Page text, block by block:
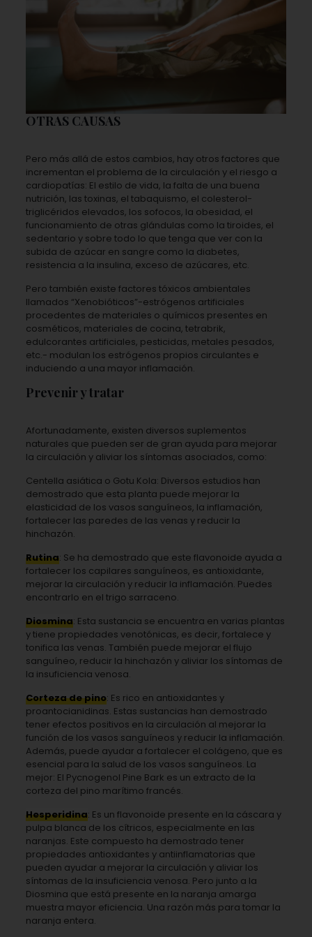
OTRAS CAUSAS
Pero más allá de estos cambios, hay otros factores que
incrementan el problema de la circulación y el riesgo a
cardiopatías: El estilo de vida, la falta de una buena
nutrición, las toxinas, el tabaquismo, el colesterol-
triglicéridos elevados, los sofocos, la obesidad, el
funcionamiento de otras glándulas como la tiroides, el
sedentario y sobre todo lo que tenga que ver con la
subida de azúcar en sangre como la diabetes,
resistencia a la insulina, exceso de azúcares, etc.
Pero también existe factores tóxicos ambientales
llamados “Xenobióticos”-estrógenos artificiales
procedentes de materiales o químicos presentes en
cosméticos, materiales de cocina, tetrabrik,
edulcorantes artificiales, pesticidas, metales pesados,
etc.- modulan los estrógenos propios circulantes e
induciendo a una mayor inflamación.
Prevenir y tratar
Afortunadamente, existen diversos suplementos
naturales que pueden ser de gran ayuda para mejorar
la circulación y aliviar los síntomas asociados, como:
Centella asiática o Gotu Kola: Diversos estudios han
demostrado que esta planta puede mejorar la
elasticidad de los vasos sanguíneos, la inflamación,
fortalecer las paredes de las venas y reducir la
hinchazón.
Rutina: Se ha demostrado que este flavonoide ayuda a
fortalecer los capilares sanguíneos, es antioxidante,
mejorar la circulación y reducir la inflamación. Puedes
encontrarlo en el trigo sarraceno.
Diosmina: Esta sustancia se encuentra en varias plantas
y tiene propiedades venotónicas, es decir, fortalece y
tonifica las venas. También puede mejorar el flujo
sanguíneo, reducir la hinchazón y aliviar los síntomas de
la insuficiencia venosa.
Corteza de pino: Es rico en antioxidantes y
proantocianidinas. Estas sustancias han demostrado
tener efectos positivos en la circulación al mejorar la
función de los vasos sanguíneos y reducir la inflamación.
Además, puede ayudar a fortalecer el colágeno, que es
esencial para la salud de los vasos sanguíneos. La
mejor: El Pycnogenol Pine Bark es un extracto de la
corteza del pino marítimo francés.
Hesperidina: Es un flavonoide presente en la cáscara y
pulpa blanca de los cítricos, especialmente en las
naranjas. Este compuesto ha demostrado tener
propiedades antioxidantes y antiinflamatorias que
pueden ayudar a mejorar la circulación y aliviar los
síntomas de la insuficiencia venosa. Pero junto a la
Diosmina que está presente en la naranja amarga
muestra mayor eficiencia. Una razón más para tomar la
naranja entera.